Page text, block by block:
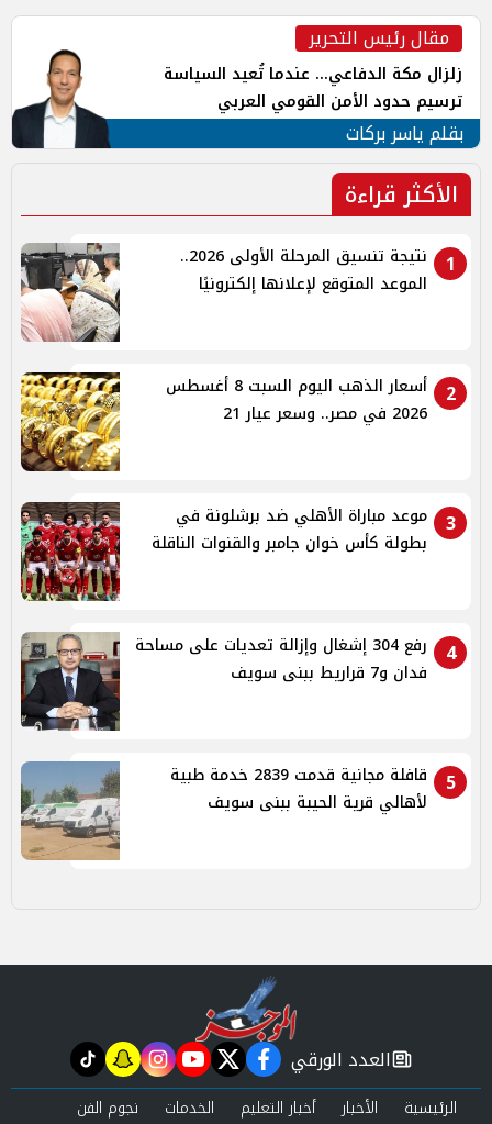
مقال رئيس التحرير
زلزال مكة الدفاعي... عندما تُعيد السياسة
ترسيم حدود الأمن القومي العربي
بقلم ياسر بركات
الأكثر قراءة
1
نتيجة تنسيق المرحلة الأولى 2026..
الموعد المتوقع لإعلانها إلكترونيًا
2
أسعار الذهب اليوم السبت 8 أغسطس
2026 في مصر.. وسعر عيار 21
3
موعد مباراة الأهلي ضد برشلونة في
بطولة كأس خوان جامبر والقنوات الناقلة
4
رفع 304 إشغال وإزالة تعديات على مساحة
فدان و7 قراريط ببنى سويف
5
قافلة مجانية قدمت 2839 خدمة طبية
لأهالي قرية الحيبة ببنى سويف
newspaper
العدد الورقي facebook
twitter
youtube
instagram
snapchat
tiktok
الرئيسية الأخبار أخبار التعليم الخدمات نجوم الفن